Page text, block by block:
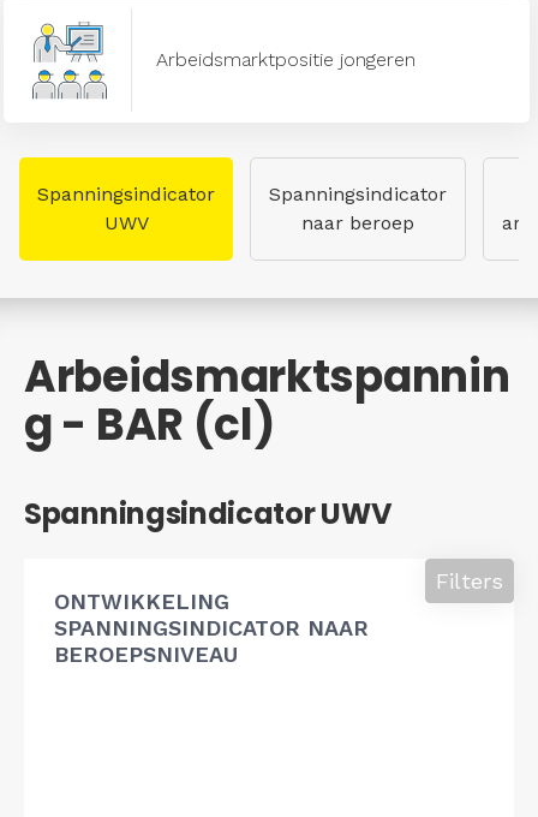
Arbeidsmarktpositie jongeren
Spanningsindicator
UWV
Spanningsindicator
naar beroep
Arbeidsmarktspannin
g - BAR (cl)
Spanningsindicator UWV
ONTWIKKELING
SPANNINGSINDICATOR NAAR
BEROEPSNIVEAU
Filters